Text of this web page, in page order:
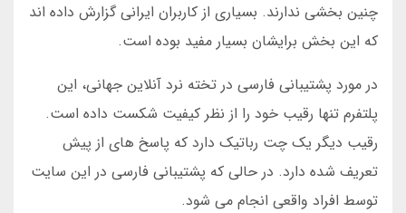
چنین بخشی ندارند. بسیاری از کاربران ایرانی گزارش داده اند
که این بخش برایشان بسیار مفید بوده است.
در مورد پشتیبانی فارسی در تخته نرد آنلاین جهانی، این
پلتفرم تنها رقیب خود را از نظر کیفیت شکست داده است.
رقیب دیگر یک چت رباتیک دارد که پاسخ های از پیش
تعریف شده دارد. در حالی که پشتیبانی فارسی در این سایت
توسط افراد واقعی انجام می شود.